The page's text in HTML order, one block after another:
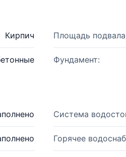
Кирпич Площадь
Фундамент:
Система
Горячее